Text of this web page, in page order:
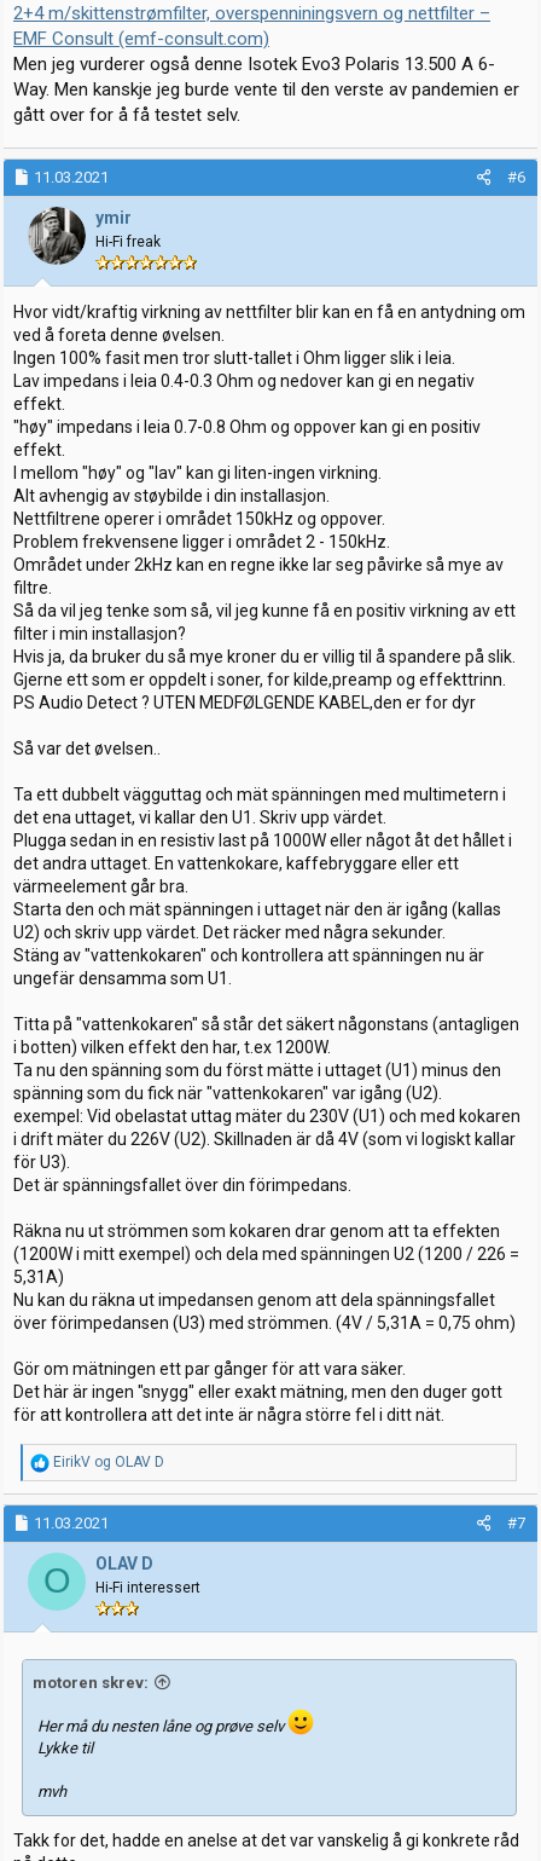
2+4 m/skittenstrømfilter, overspenniningsvern og nettfilter –
EMF Consult (emf-consult.com)
Men jeg vurderer også denne Isotek Evo3 Polaris 13.500 A 6-
Way. Men kanskje jeg burde vente til den verste av pandemien er
gått over for å få testet selv.
11.03.2021 #6
ymir
Hi-Fi freak
Hvor vidt/kraftig virkning av nettfilter blir kan en få en antydning om
ved å foreta denne øvelsen.
Ingen 100% fasit men tror slutt-tallet i Ohm ligger slik i leia.
Lav impedans i leia 0.4-0.3 Ohm og nedover kan gi en negativ
effekt.
"høy" impedans i leia 0.7-0.8 Ohm og oppover kan gi en positiv
effekt.
I mellom "høy" og "lav" kan gi liten-ingen virkning.
Alt avhengig av støybilde i din installasjon.
Nettfiltrene operer i området 150kHz og oppover.
Problem frekvensene ligger i området 2 - 150kHz.
Området under 2kHz kan en regne ikke lar seg påvirke så mye av
filtre.
Så da vil jeg tenke som så, vil jeg kunne få en positiv virkning av ett
filter i min installasjon?
Hvis ja, da bruker du så mye kroner du er villig til å spandere på slik.
Gjerne ett som er oppdelt i soner, for kilde,preamp og effekttrinn.
PS Audio Detect ? UTEN MEDFØLGENDE KABEL,den er for dyr
Så var det øvelsen..
Ta ett dubbelt vägguttag och mät spänningen med multimetern i
det ena uttaget, vi kallar den U1. Skriv upp värdet.
Plugga sedan in en resistiv last på 1000W eller något åt det hållet i
det andra uttaget. En vattenkokare, kaffebryggare eller ett
värmeelement går bra.
Starta den och mät spänningen i uttaget när den är igång (kallas
U2) och skriv upp värdet. Det räcker med några sekunder.
Stäng av "vattenkokaren" och kontrollera att spänningen nu är
ungefär densamma som U1.
Titta på "vattenkokaren" så står det säkert någonstans (antagligen
i botten) vilken effekt den har, t.ex 1200W.
Ta nu den spänning som du först mätte i uttaget (U1) minus den
spänning som du fick när "vattenkokaren" var igång (U2).
exempel: Vid obelastat uttag mäter du 230V (U1) och med kokaren
i drift mäter du 226V (U2). Skillnaden är då 4V (som vi logiskt kallar
för U3).
Det är spänningsfallet över din förimpedans.
Räkna nu ut strömmen som kokaren drar genom att ta effekten
(1200W i mitt exempel) och dela med spänningen U2 (1200 / 226 =
5,31A)
Nu kan du räkna ut impedansen genom att dela spänningsfallet
över förimpedansen (U3) med strömmen. (4V / 5,31A = 0,75 ohm)
Gör om mätningen ett par gånger för att vara säker.
Det här är ingen "snygg" eller exakt mätning, men den duger gott
för att kontrollera att det inte är några större fel i ditt nät.
R
e
a
k
s
j
o
n
e
r
EirikV og OLAV D
11.03.2021 #7
O OLAV D
Hi-Fi interessert
motoren skrev:
Her må du nesten låne og prøve selv
Lykke til
mvh
Takk for det, hadde en anelse at det var vanskelig å gi konkrete råd